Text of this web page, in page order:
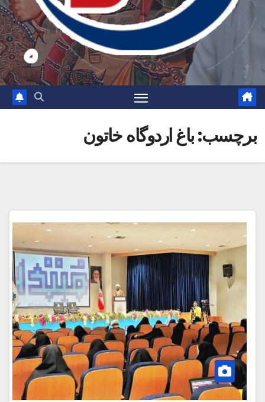
برچسب:باغ اردوگاه خاتون